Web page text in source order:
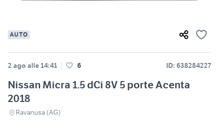
AUTO
2 ago alle 14:41 6 ID: 638284227
Nissan Micra 1.5 dCi 8V 5 porte Acenta
2018
Ravanusa (AG)